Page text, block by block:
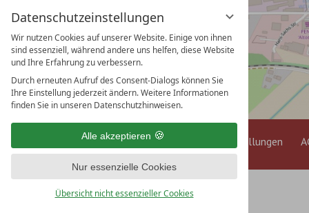
Datenschutzeinstellungen
Wir nutzen Cookies auf unserer Website. Einige von ihnen
sind essenziell, während andere uns helfen, diese Website
und Ihre Erfahrung zu verbessern.
Durch erneuten Aufruf des Consent-Dialogs können Sie
Ihre Einstellung jederzeit ändern. Weitere Informationen
finden Sie in unseren Datenschutzhinweisen.
Alle akzeptieren
Nur essenzielle Cookies
Übersicht nicht essenzieller Cookies
Datenschutz Datenschutzeinstellungen